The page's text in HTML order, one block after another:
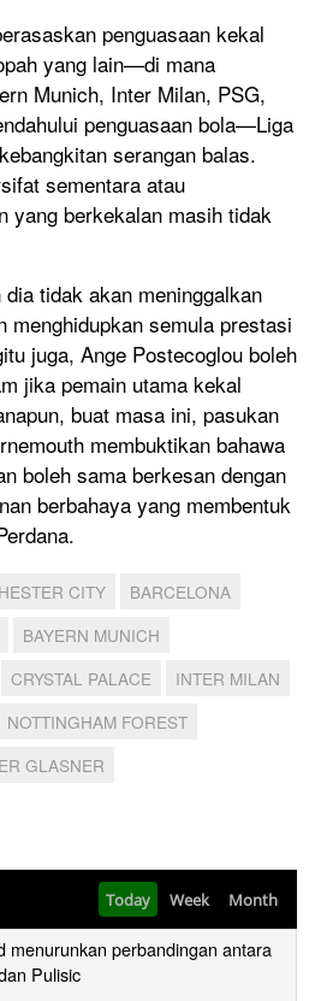
penguasaan kekal
yang lain—di mana
Munich, Inter Milan, PSG,
penguasaan bola—Liga
serangan balas.
sementara atau
yang berkekalan masih tidak
tidak akan meninggalkan
menghidupkan semula prestasi
juga, Ange Postecoglou boleh
jika pemain utama kekal
buat masa ini, pasukan
membuktikan bahawa
boleh sama berkesan dengan
berbahaya yang membentuk
CITY
BARCELONA
BAYERN MUNICH
CRYSTAL PALACE
INTER MILAN
NOTTINGHAM FOREST
GLASNER
Today Week Month
menurunkan perbandingan antara
Pulisic